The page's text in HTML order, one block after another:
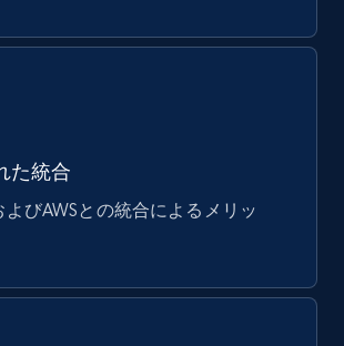
Original price, and more.
39+
Review, Found helpful, App url, and
た統合
よびAWSとの統合によるメリッ